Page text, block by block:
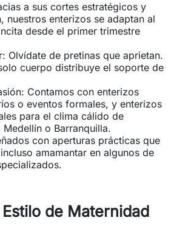
a sus cortes estratégicos y
nuestros enterizos se adaptan al
desde el primer trimestre
Olvídate de pretinas que aprietan.
cuerpo distribuye el soporte de
Contamos con enterizos
o eventos formales, y enterizos
para el clima cálido de
o Barranquilla.
con aperturas prácticas que
amamantar en algunos de
de Maternidad